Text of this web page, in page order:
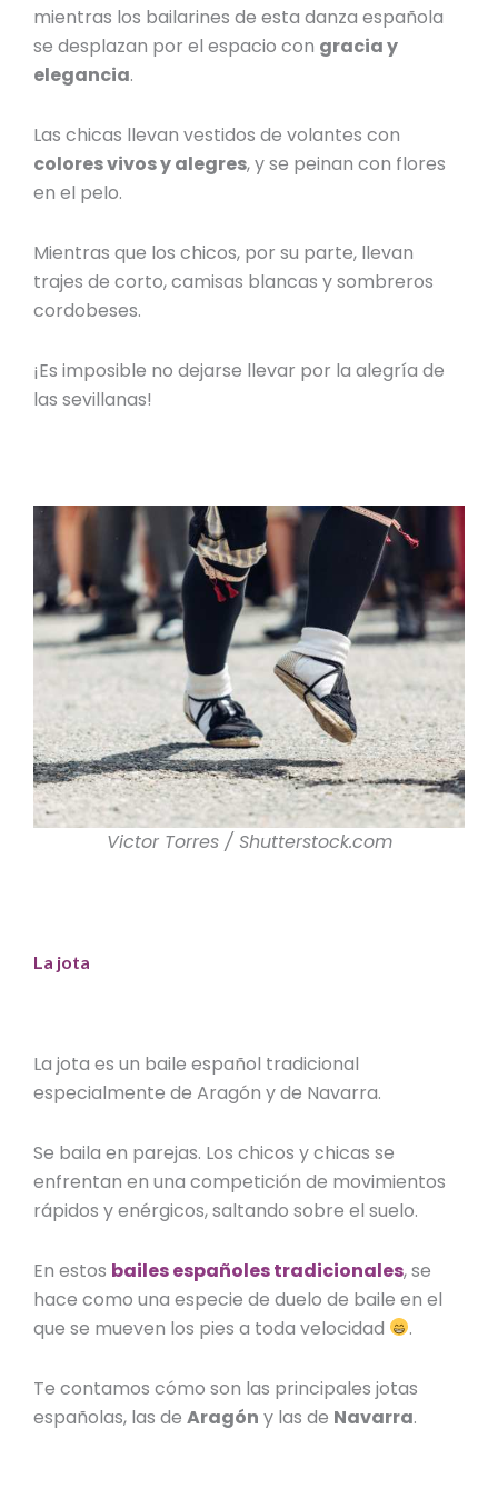
mientras los bailarines de esta danza española
se desplazan por el espacio con gracia y
elegancia.
Las chicas llevan vestidos de volantes con
colores vivos y alegres, y se peinan con flores
en el pelo.
Mientras que los chicos, por su parte, llevan
trajes de corto, camisas blancas y sombreros
cordobeses.
¡Es imposible no dejarse llevar por la alegría de
las sevillanas!
Victor Torres / Shutterstock.com
La jota
La jota es un baile español tradicional
especialmente de Aragón y de Navarra.
Se baila en parejas. Los chicos y chicas se
enfrentan en una competición de movimientos
rápidos y enérgicos, saltando sobre el suelo.
En estos bailes españoles tradicionales, se
hace como una especie de duelo de baile en el
que se mueven los pies a toda velocidad
.
Te contamos cómo son las principalesjotas
españolas, las deAragón y las de Navarra.